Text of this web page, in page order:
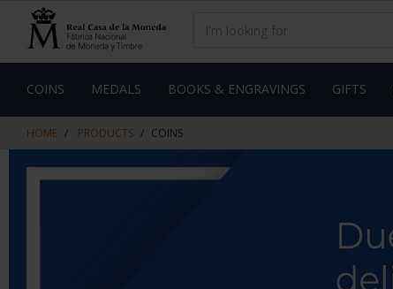
content
navigation
menu
COINS MEDALS BOOKS & ENGRAVINGS GIFTS
HOME PRODUCTS COINS